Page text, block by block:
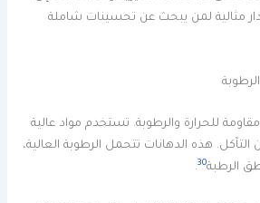
مثالية لمن يبحث عن تحسينات شاملة
للحرارة والرطوبة. تستخدم مواد عالية
هذه الدهانات تتحمل الرطوبة العالية،
الرطبة30
.